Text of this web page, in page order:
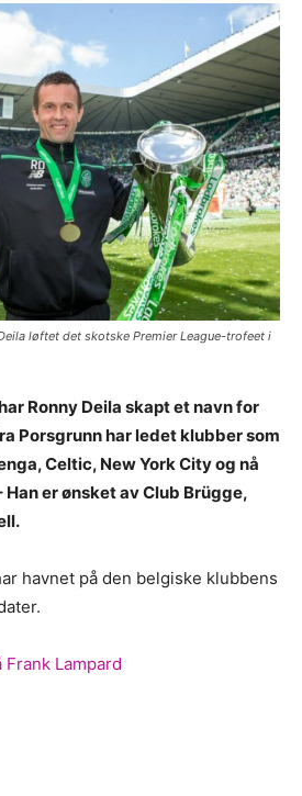
løftet det skotske Premier League-trofeet i
Ronny Deila skapt et navn for
Porsgrunn har ledet klubber som
Celtic, New York City og nå
er ønsket av Club Brügge,
havnet på den belgiske klubbens
Lampard